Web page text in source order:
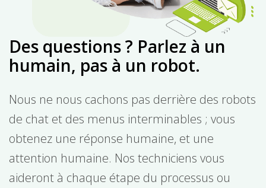
Des questions ? Parlez à un
humain, pas à un robot.
Nous ne nous cachons pas derrière des robots
de chat et des menus interminables ; vous
obtenez une réponse humaine, et une
attention humaine. Nos techniciens vous
aideront à chaque étape du processus ou